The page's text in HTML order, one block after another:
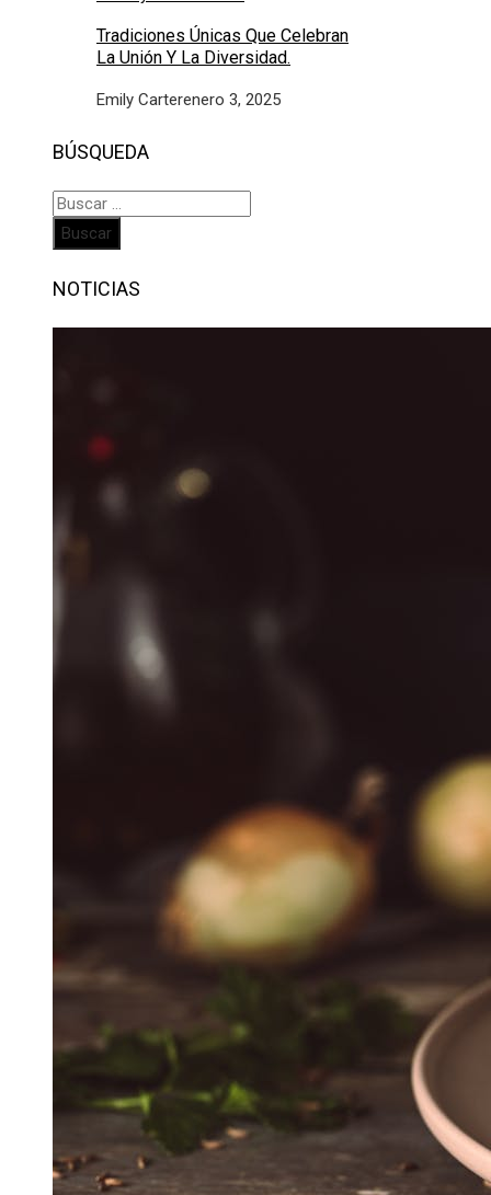
Tradiciones Únicas Que Celebran
La Unión Y La Diversidad.
Emily Carterenero 3, 2025
BÚSQUEDA
Buscar:
NOTICIAS